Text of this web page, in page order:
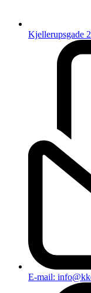
Kjellerupsgade
E-mail: